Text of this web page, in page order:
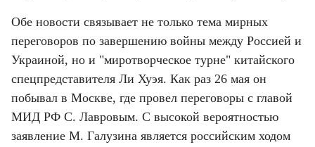
Обе новости связывает не только тема мирных
переговоров по завершению войны между Россией и
Украиной, но и "миротворческое турне" китайского
спецпредставителя Ли Хуэя. Как раз 26 мая он
побывал в Москве, где провел переговоры с главой
МИД РФ С. Лавровым. С высокой вероятностью
заявление М. Галузина является российским ходом